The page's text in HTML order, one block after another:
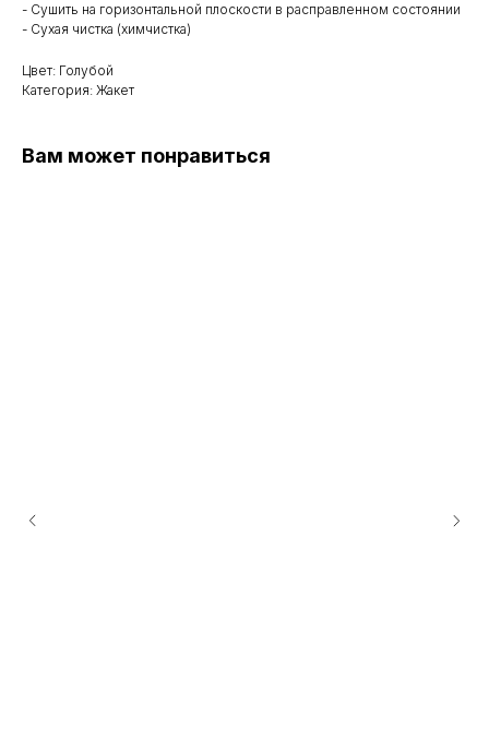
- Сушить на горизонтальной плоскости в расправленном состоянии
- Сухая чистка (химчистка)
Цвет: Голубой
Категория: Жакет
Вам может понравиться